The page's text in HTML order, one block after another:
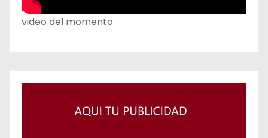
video del momento